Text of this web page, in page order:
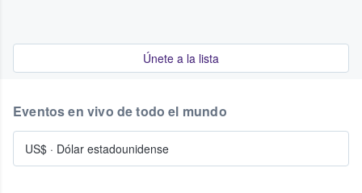
Únete a la lista
Eventos en vivo de todo el mundo
US$ · Dólar estadounidense